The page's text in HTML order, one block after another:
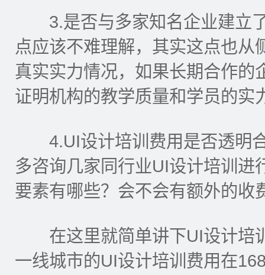
3.是否与多家知名企业建立
点应该不难理解，其实这点也从
真实实力情况，如果长期合作的
证明机构的教学质量和学员的实
4.UI设计培训费用是否透明
多咨询几家同行业UI设计培训进
要素有哪些？会不会有额外的收
在这里就简单讲下UI设计培
一线城市的UI设计培训费用在